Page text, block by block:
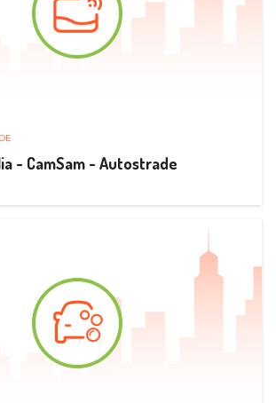
- CamSam - Autostrade